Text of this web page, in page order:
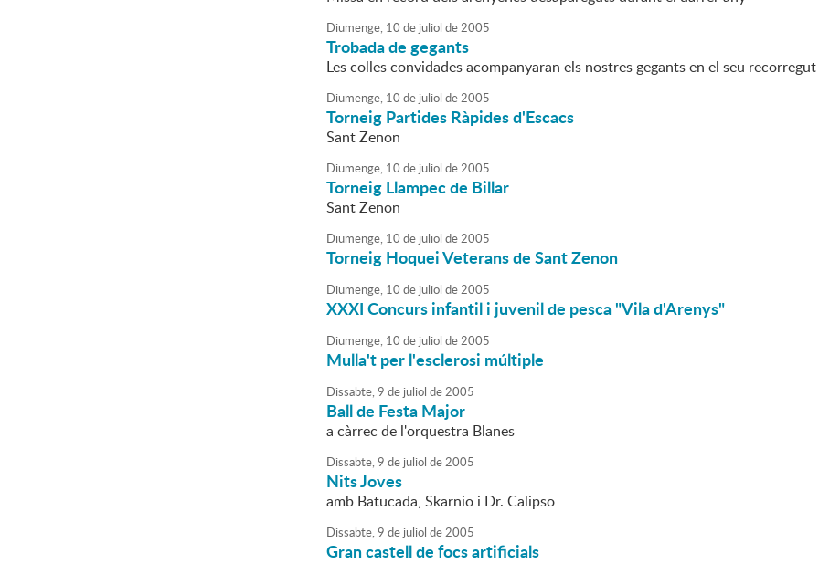
Diumenge, 10 de juliol de2005
Trobada de gegants
Les colles convidades acompanyaran els nostres gegants en el seu
Diumenge, 10 de juliol de2005
Torneig Partides Ràpides d'Escacs
Sant Zenon
Diumenge, 10 de juliol de2005
Torneig Llampec de Billar
Sant Zenon
Diumenge, 10 de juliol de2005
Torneig Hoquei Veterans de Sant Zenon
Diumenge, 10 de juliol de2005
XXXI Concurs infantil i juvenil de pesca "Vila d'Arenys"
Diumenge, 10 de juliol de2005
Mulla't per l'esclerosi múltiple
Dissabte,9 de juliol de2005
Ball de Festa Major
a càrrec de l'orquestra Blanes
Dissabte,9 de juliol de2005
Nits Joves
amb Batucada, Skarnio i Dr. Calipso
Dissabte,9 de juliol de2005
Gran castell de focs artificials